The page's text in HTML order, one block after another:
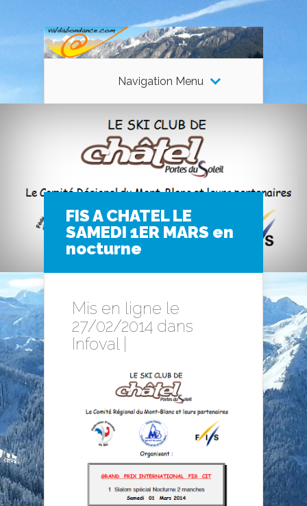
Navigation Menu
FIS A CHATEL LE
SAMEDI 1ER MARS en
nocturne
Mis en ligne le
27/02/2014 dans
Infoval